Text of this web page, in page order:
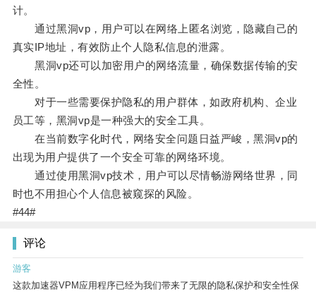
计。
通过黑洞vp，用户可以在网络上匿名浏览，隐藏自己的
真实IP地址，有效防止个人隐私信息的泄露。
黑洞vp还可以加密用户的网络流量，确保数据传输的安
全性。
对于一些需要保护隐私的用户群体，如政府机构、企业
员工等，黑洞vp是一种强大的安全工具。
在当前数字化时代，网络安全问题日益严峻，黑洞vp的
出现为用户提供了一个安全可靠的网络环境。
通过使用黑洞vp技术，用户可以尽情畅游网络世界，同
时也不用担心个人信息被窥探的风险。
#44#
评论
游客
这款加速器VPM应用程序已经为我们带来了无限的隐私保护和安全性保